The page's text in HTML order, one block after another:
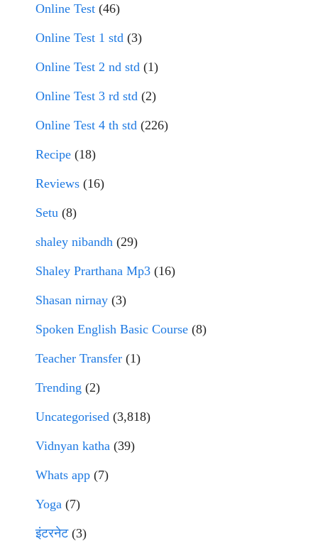
Online Test (46)
Online Test 1 std (3)
Online Test 2 nd std (1)
Online Test 3 rd std (2)
Online Test 4 th std (226)
Recipe (18)
Reviews (16)
Setu (8)
shaley nibandh (29)
Shaley Prarthana Mp3 (16)
Shasan nirnay (3)
Spoken English Basic Course (8)
Teacher Transfer (1)
Trending (2)
Uncategorised (3,818)
Vidnyan katha (39)
Whats app (7)
Yoga (7)
इंटरनेट(3)